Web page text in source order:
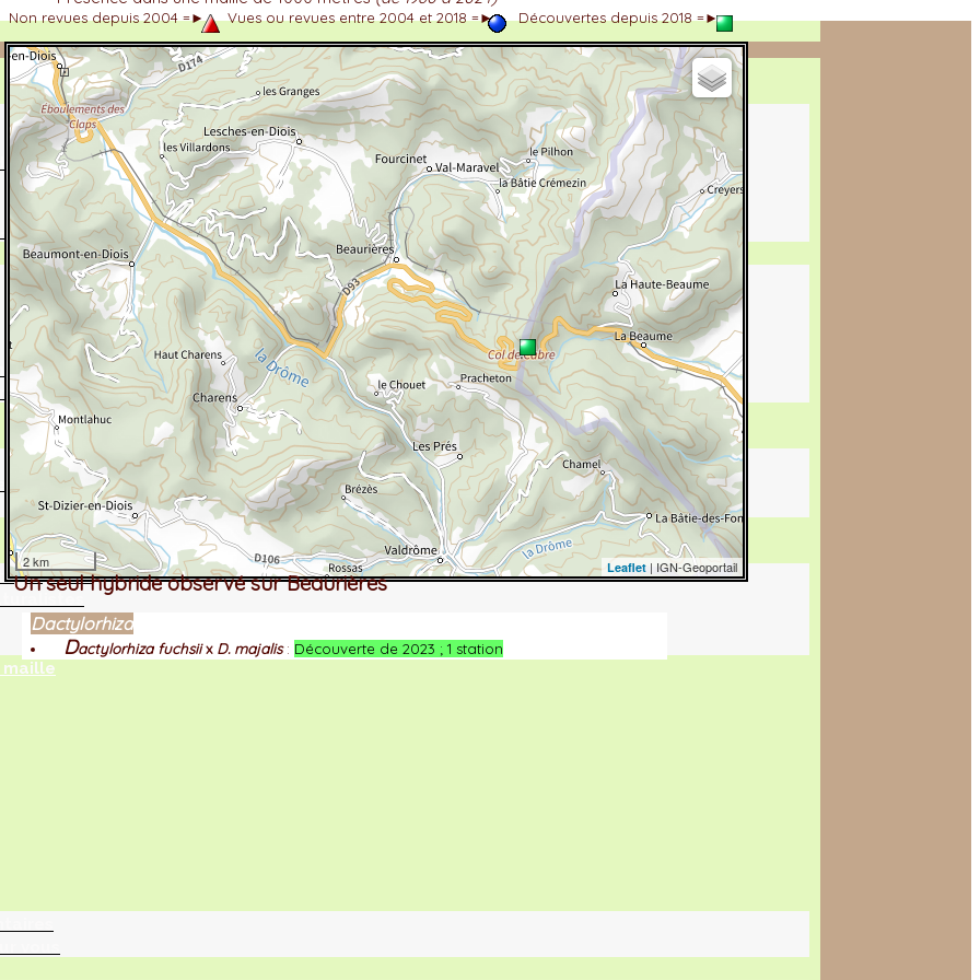
Alpes
et cotations UICN)
?
maille
2 km Leaflet | IGN-Geoportail
Un seul hybride observé sur Beaurières
Dactylorhiza
Dactylorhiza fuchsiix D. majalis: Découverte de 2023 ; 1 station
Non revues depuis 2004 =► Vues ou revues entre 2004 et 2018 =► Découvertes depuis 2018 =►